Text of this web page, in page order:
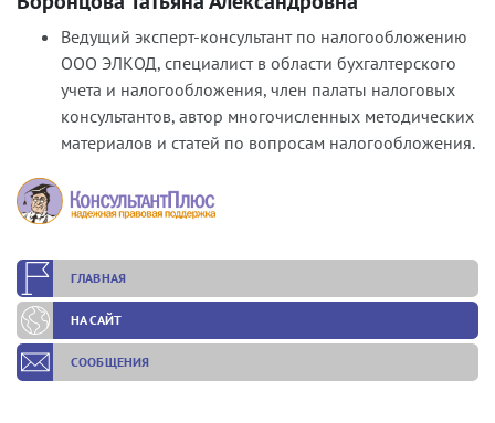
Ведущий эксперт-консультант по налогообложению
ООО ЭЛКОД, специалист в области бухгалтерского
учета и налогообложения, член палаты налоговых
консультантов, автор многочисленных методических
материалов и статей по вопросам налогообложения.
ГЛАВНАЯ
НА САЙТ
СООБЩЕНИЯ